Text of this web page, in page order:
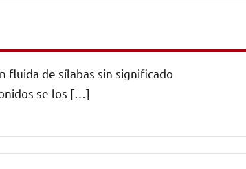
fluida de sílabas sin significado
se los […]